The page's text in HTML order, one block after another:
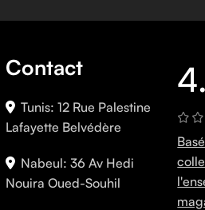
Contact
Tunis: 12 Rue Palestine
Lafayette Belvédère
Nabeul: 36 Av Hedi
Nouira Oued-Souhil